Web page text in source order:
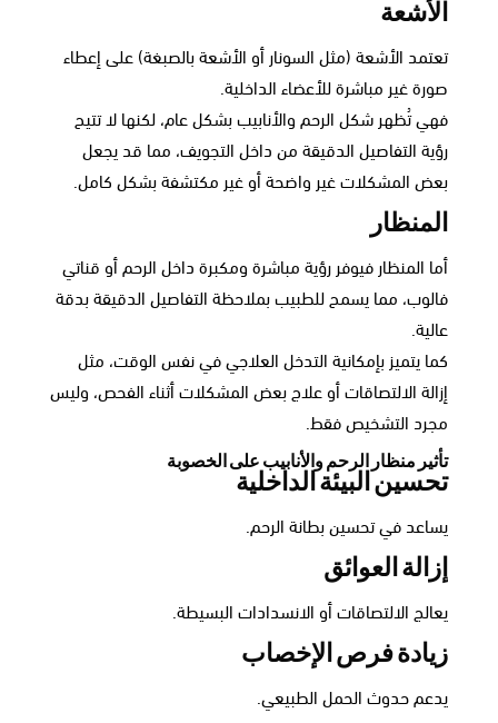
الأشعة
تعتمد الأشعة (مثل السونار أو الأشعة بالصبغة) على إعطاء
صورة غير مباشرة للأعضاء الداخلية.
فهي تُظهر شكل الرحم والأنابيب بشكل عام، لكنها لا تتيح
رؤية التفاصيل الدقيقة من داخل التجويف، مما قد يجعل
بعض المشكلات غير واضحة أو غير مكتشفة بشكل كامل.
المنظار
أما المنظار فيوفر رؤية مباشرة ومكبرة داخل الرحم أو قناتي
فالوب، مما يسمح للطبيب بملاحظة التفاصيل الدقيقة بدقة
عالية.
كما يتميز بإمكانية التدخل العلاجي في نفس الوقت، مثل
إزالة الالتصاقات أو علاج بعض المشكلات أثناء الفحص، وليس
مجرد التشخيص فقط.
تأثير منظار الرحم والأنابيب على الخصوبة
تحسين البيئة الداخلية
يساعد في تحسين بطانة الرحم.
إزالة العوائق
يعالج الالتصاقات أو الانسدادات البسيطة.
زيادة فرص الإخصاب
يدعم حدوث الحمل الطبيعي.